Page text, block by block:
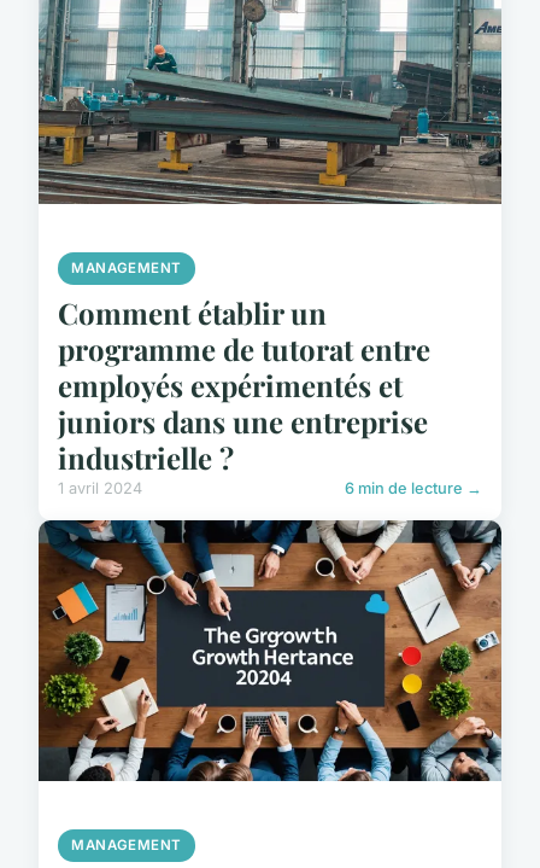
MANAGEMENT
Comment établir un
programme de tutorat entre
employés expérimentés et
juniors dans une entreprise
industrielle ?
1 avril 2024 6 min de lecture →
MANAGEMENT